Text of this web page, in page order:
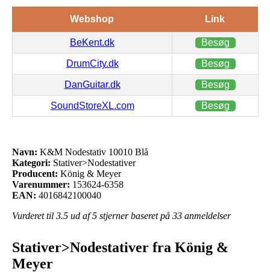
Webshop Link
BeKent.dk Besøg
DrumCity.dk Besøg
DanGuitar.dk Besøg
SoundStoreXL.com Besøg
Navn: K&M Nodestativ 10010 Blå
Kategori: Stativer>Nodestativer
Producent: König & Meyer
Varenummer: 153624-6358
EAN: 4016842100040
Vurderet til 3.5 ud af 5 stjerner baseret på 33 anmeldelser
Stativer>Nodestativer fra König &
Meyer